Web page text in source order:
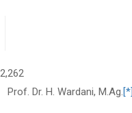
2,262
Prof. Dr. H. Wardani, M.Ag. [*]